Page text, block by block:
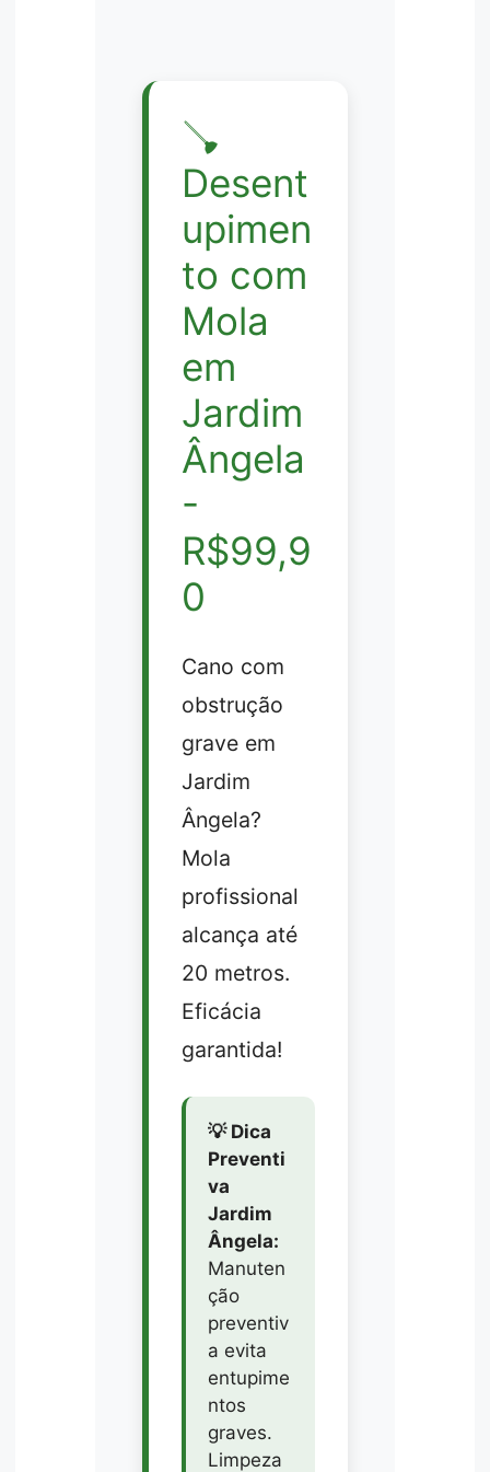
🪠
Desent
upimen
to com
Mola
em
Jardim
Ângela
-
R$99,9
0
Cano com
obstrução
grave em
Jardim
Ângela?
Mola
profissional
alcança até
20 metros.
Eficácia
garantida!
💡 Dica
Preventi
va
Jardim
Ângela:
Manuten
ção
preventiv
a evita
entupime
ntos
graves.
Limpeza